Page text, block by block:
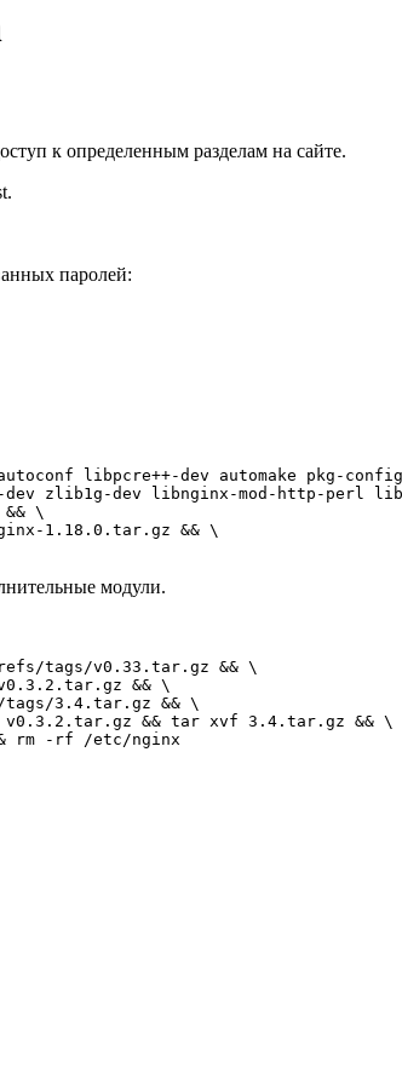
к определенным разделам на сайте.
паролей:
libpcre++-dev automake pkg-
zlib1g-dev libnginx-mod-http-perl
\
1.18.0.tar.gz && \
модули.
tags/v0.33.tar.gz && \
&& \
tags/3.4.tar.gz && \
&& tar xvf 3.4.tar.gz && \